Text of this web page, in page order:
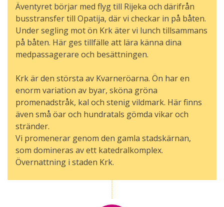
Äventyret börjar med flyg till Rijeka och därifrån
busstransfer till Opatija, där vi checkar in på båten.
Under segling mot ön Krk äter vi lunch tillsammans
på båten. Här ges tillfälle att lära känna dina
medpassagerare och besättningen.
Krk är den största av Kvarneröarna. Ön har en
enorm variation av byar, sköna gröna
promenadstråk, kal och stenig vildmark. Här finns
även små öar och hundratals gömda vikar och
stränder.
Vi promenerar genom den gamla stadskärnan,
som domineras av ett katedralkomplex.
Övernattning i staden Krk.